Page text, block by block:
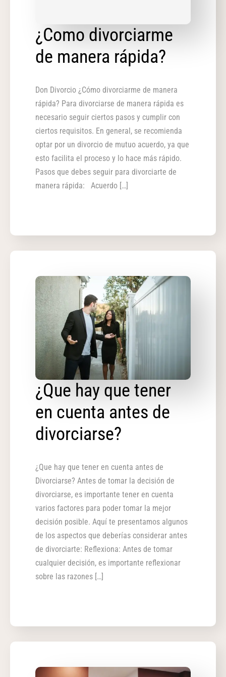
¿Como divorciarme
de manera rápida?
Don Divorcio ¿Cómo divorciarme de manera
rápida? Para divorciarse de manera rápida es
necesario seguir ciertos pasos y cumplir con
ciertos requisitos. En general, se recomienda
optar por un divorcio de mutuo acuerdo, ya que
esto facilita el proceso y lo hace más rápido.
Pasos que debes seguir para divorciarte de
manera rápida: Acuerdo […]
¿Que hay que tener
en cuenta antes de
divorciarse?
¿Que hay que tener en cuenta antes de
Divorciarse? Antes de tomar la decisión de
divorciarse, es importante tener en cuenta
varios factores para poder tomar la mejor
decisión posible. Aquí te presentamos algunos
de los aspectos que deberías considerar antes
de divorciarte: Reflexiona: Antes de tomar
cualquier decisión, es importante reflexionar
sobre las razones […]